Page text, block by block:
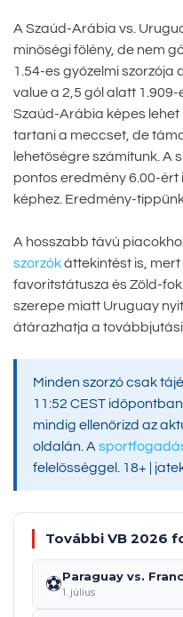
A Szaúd-Arábia vs.
minőségi fölény, de nem
1.54-es győzelmi szorzója
value a 2,5 gól alatt
Szaúd-Arábia képes
tartani a meccset, de
lehetőségre számítunk. A
pontos eredmény 6.00-ért
képhez. Eredmény-
A hosszabb távú
szorzókáttekintést is,
favoritstátusza és Zöld-
szerepe miatt Uruguay
átárazhatja a
Minden szorzó csak
11:52 CEST
mindig ellenőrizd az
oldalán. A
felelősséggel. 18+ |
További VB 2026
⚽1. július